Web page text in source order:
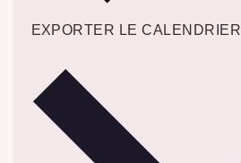
EXPORTER LE CALENDRIER